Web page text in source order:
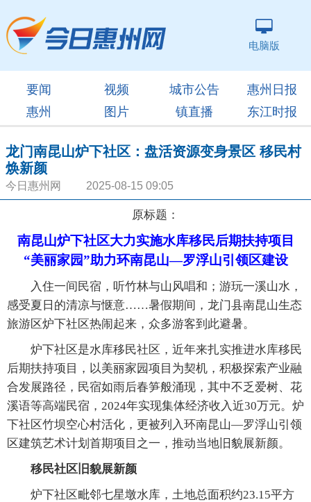
电脑版
要闻 视频 城市公告
惠州日报
惠州
图片 镇直播 东江时报
龙门南昆山炉下社区：盘活资源变身景区 移民村
焕新颜
今日惠州网 2025-08-15 09:05
原标题：
南昆山炉下社区大力实施水库移民后期扶持项目
“美丽家园”助力环南昆山—罗浮山引领区建设
入住一间民宿，听竹林与山风唱和；游玩一溪山水，
感受夏日的清凉与惬意……暑假期间，龙门县南昆山生态
旅游区炉下社区热闹起来，众多游客到此避暑。
炉下社区是水库移民社区，近年来扎实推进水库移民
后期扶持项目，以美丽家园项目为契机，积极探索产业融
合发展路径，民宿如雨后春笋般涌现，其中不乏爱树、花
溪语等高端民宿，2024年实现集体经济收入近30万元。炉
下社区竹坝空心村活化，更被列入环南昆山—罗浮山引领
区建筑艺术计划首期项目之一，推动当地旧貌展新颜。
移民社区旧貌展新颜
炉下社区毗邻七星墩水库，土地总面积约23.15平方